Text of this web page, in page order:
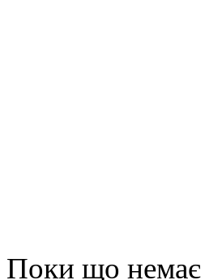
Поки що немає